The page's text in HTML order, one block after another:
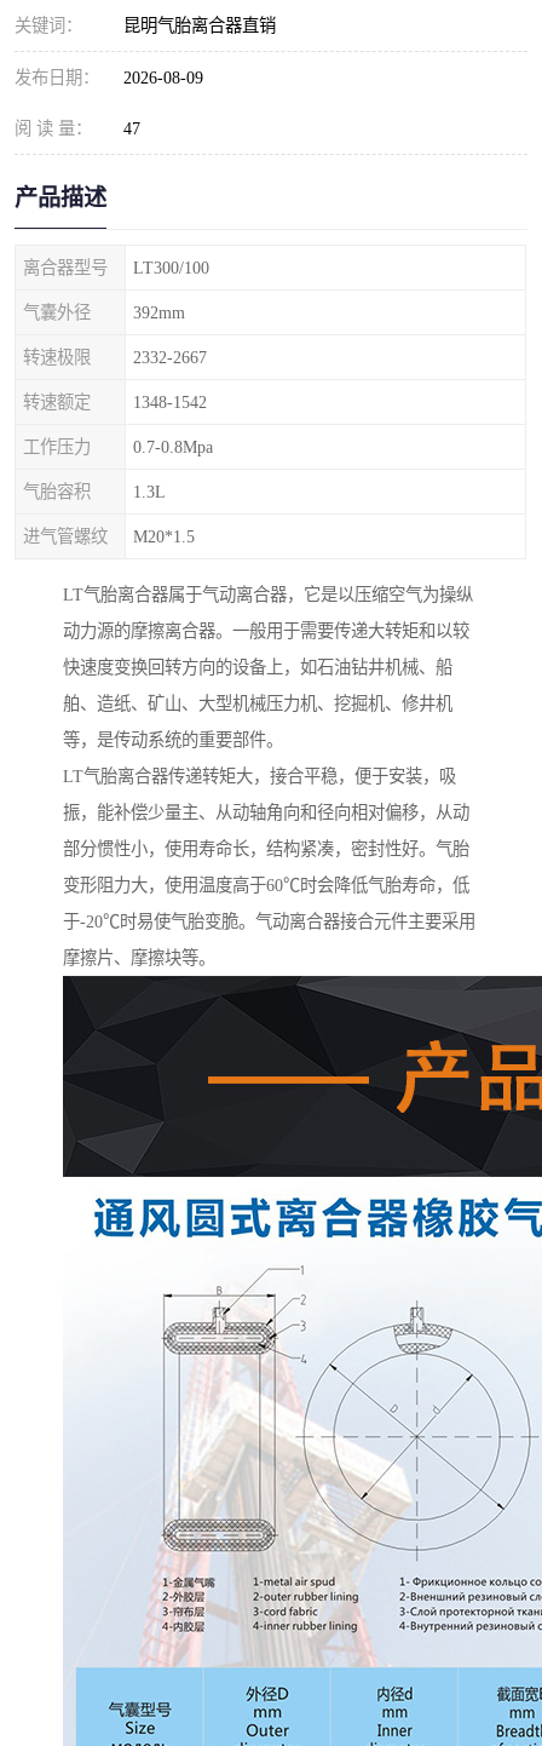
关键词： 昆明气胎离合器直销
发布日期： 2026-08-09
阅 读 量： 47
产品描述
离合器型号 LT300/100
气囊外径 392mm
转速极限 2332-2667
转速额定 1348-1542
工作压力 0.7-0.8Mpa
气胎容积 1.3L
进气管螺纹 M20*1.5
LT气胎离合器属于气动离合器，它是以压缩空气为操纵
动力源的摩擦离合器。一般用于需要传递大转矩和以较
快速度变换回转方向的设备上，如石油钻井机械、船
舶、造纸、矿山、大型机械压力机、挖掘机、修井机
等，是传动系统的重要部件。
LT气胎离合器传递转矩大，接合平稳，便于安装，吸
振，能补偿少量主、从动轴角向和径向相对偏移，从动
部分惯性小，使用寿命长，结构紧凑，密封性好。气胎
变形阻力大，使用温度高于60℃时会降低气胎寿命，低
于-20℃时易使气胎变脆。气动离合器接合元件主要采用
摩擦片、摩擦块等。